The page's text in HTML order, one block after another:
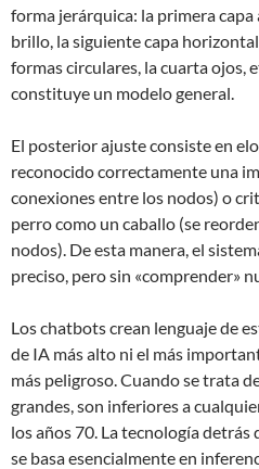
forma jerárquica: la primera capa
brillo, la siguiente capa
formas circulares, la cuarta ojos,
constituye un modelo general.
El posterior ajuste consiste en
reconocido correctamente una
conexiones entre los nodos) o
perro como un caballo (se
nodos). De esta manera, el
preciso, pero sin «comprender»
Los chatbots crean lenguaje de
de IA más alto ni el más
más peligroso. Cuando se trata
grandes, son inferiores a
los años 70. La tecnología detrás
se basa esencialmente en